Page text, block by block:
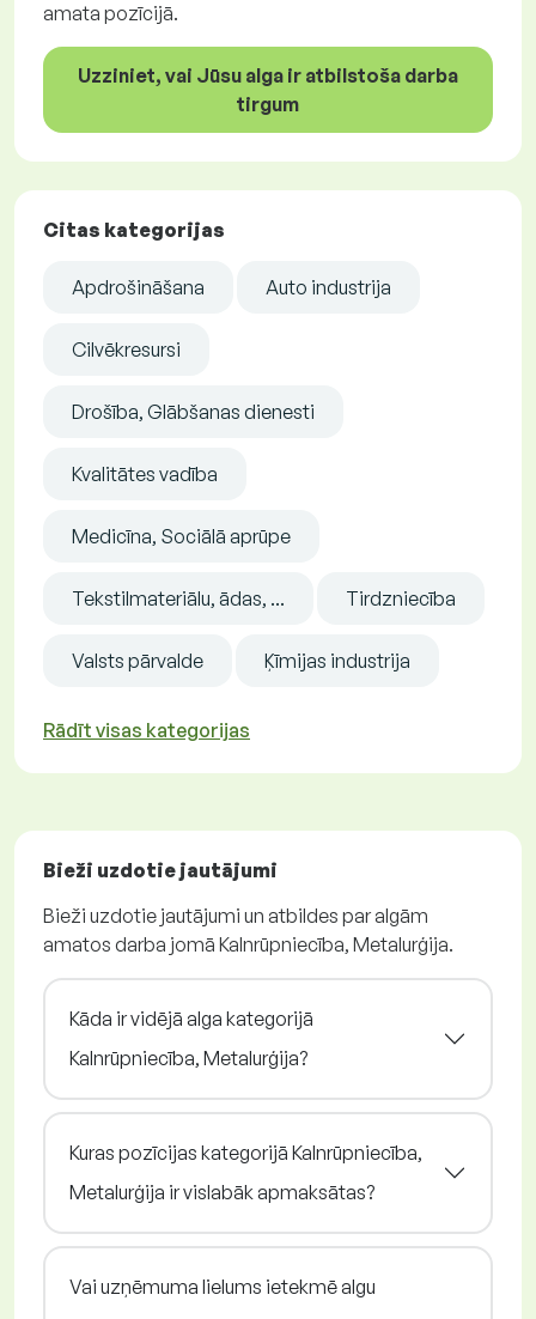
amata pozīcijā.
Uzziniet, vai Jūsu alga ir atbilstoša darba
tirgum
Citas kategorijas
Apdrošināšana Auto industrija
Cilvēkresursi
Drošība, Glābšanas dienesti
Kvalitātes vadība
Medicīna, Sociālā aprūpe
Tekstilmateriālu, ādas, ... Tirdzniecība
Valsts pārvalde Ķīmijas industrija
Rādīt visas kategorijas
Bieži uzdotie jautājumi
Bieži uzdotie jautājumi un atbildes par algām
amatos darba jomā Kalnrūpniecība, Metalurģija.
Kāda ir vidējā alga kategorijā
Kalnrūpniecība, Metalurģija?
Kuras pozīcijas kategorijā Kalnrūpniecība,
Metalurģija ir vislabāk apmaksātas?
Vai uzņēmuma lielums ietekmē algu